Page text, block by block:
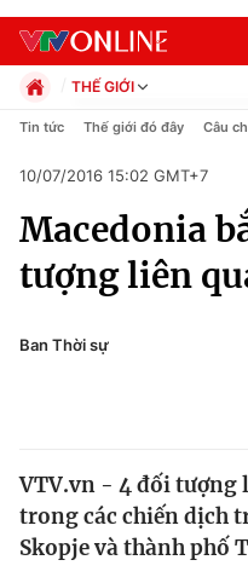
Chuyên mục
Chính trị
Thế giới
THẾ GIỚI
Chính trị
Pháp luật
Kinh tế
Thể thao
Truyền hình
Y tế
Tin tức Thế giới đó đây Câu
10/07/2016 15:02 GMT+7
Macedonia
tượng liên
Ban Thời sự
VTV.vn - 4 đối tượng
trong các chiến dịch
Skopje và thành phố